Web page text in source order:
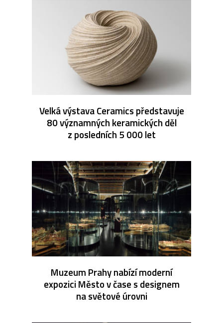
Velká výstava Ceramics představuje
80 významných keramických děl
z posledních 5 000 let
Muzeum Prahy nabízí moderní
expozici Město v čase s designem
na světové úrovni